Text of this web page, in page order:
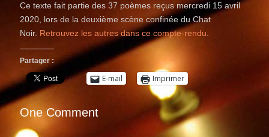
Ce texte fait partie des 37 poèmes reçus mercredi 15 avril
2020, lors de la deuxième scène confinée du Chat
Noir. Retrouvez les autres dans ce compte-rendu.
Partager :
E-mail Imprimer
One Comment